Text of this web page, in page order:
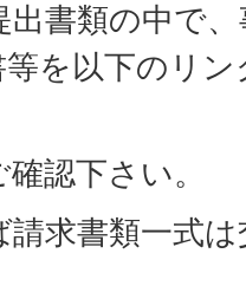
書類の中で
を以下のリ
認下さい。
求書類一式